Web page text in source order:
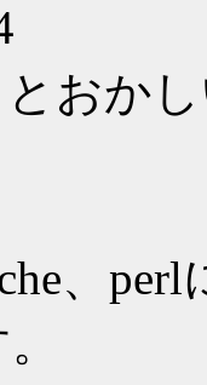
おか
、